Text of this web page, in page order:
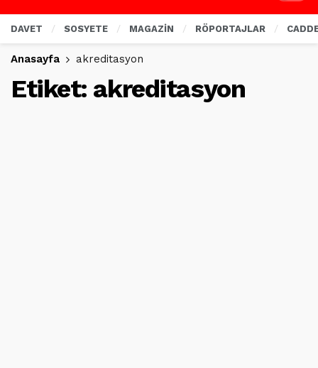
DAVET SOSYETE MAGAZİN RÖPORTAJLAR
Anasayfa akreditasyon
Etiket: akreditasyon